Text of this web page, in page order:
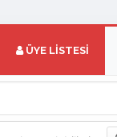
ÜYE LISTESI